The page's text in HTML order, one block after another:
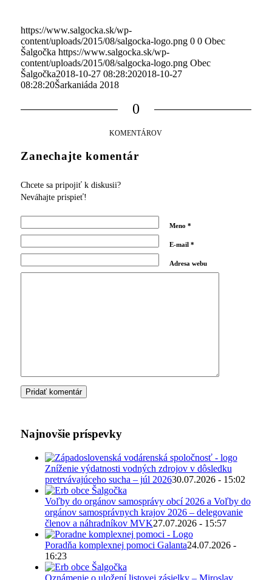
https://www.salgocka.sk/wp-
content/uploads/2015/08/salgocka-logo.png 0 0 Obec
Šalgočka https://www.salgocka.sk/wp-
content/uploads/2015/08/salgocka-logo.png Obec
Šalgočka2018-10-27 08:28:202018-10-27
08:28:20Šarkaniáda 2018
0
KOMENTÁROV
Zanechajte komentár
Chcete sa pripojiť k diskusii?
Neváhajte prispieť!
Meno *
E-mail *
Adresa webu
Najnovšie príspevky
Zníženie výdatnosti vodných zdrojov v dôsledku
pretrvávajúceho sucha – júl 202630.07.2026 - 15:02
Voľby do orgánov samosprávy obcí 2026 a Voľby do
orgánov samosprávnych krajov 2026 – delegovanie
členov a náhradníkov MVK27.07.2026 - 15:57
Poradňa komplexnej pomoci Galanta24.07.2026 -
16:23
Oznámenie o uložení listovej zásielky – Miroslav